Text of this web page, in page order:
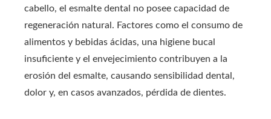
cabello, el esmalte dental no posee capacidad de
regeneración natural. Factores como el consumo de
alimentos y bebidas ácidas, una higiene bucal
insuficiente y el envejecimiento contribuyen a la
erosión del esmalte, causando sensibilidad dental,
dolor y, en casos avanzados, pérdida de dientes.